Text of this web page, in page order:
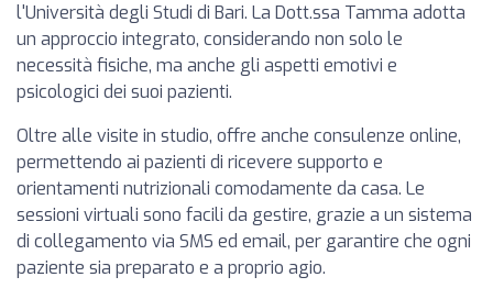
l'Università degli Studi di Bari. La Dott.ssa Tamma adotta
un approccio integrato, considerando non solo le
necessità fisiche, ma anche gli aspetti emotivi e
psicologici dei suoi pazienti.
Oltre alle visite in studio, offre anche consulenze online,
permettendo ai pazienti di ricevere supporto e
orientamenti nutrizionali comodamente da casa. Le
sessioni virtuali sono facili da gestire, grazie a un sistema
di collegamento via SMS ed email, per garantire che ogni
paziente sia preparato e a proprio agio.